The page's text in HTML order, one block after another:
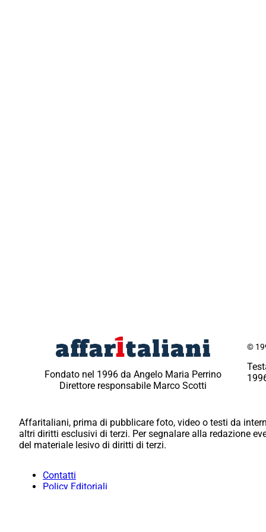
Fondato nel 1996 da Angelo Maria Perrino
Direttore responsabile Marco Scotti
©
Affaritaliani, prima di pubblicare foto, video o testi da
altri diritti esclusivi di terzi. Per segnalare alla redazione
del materiale lesivo di diritti di terzi.
Contatti
Policy Editoriali